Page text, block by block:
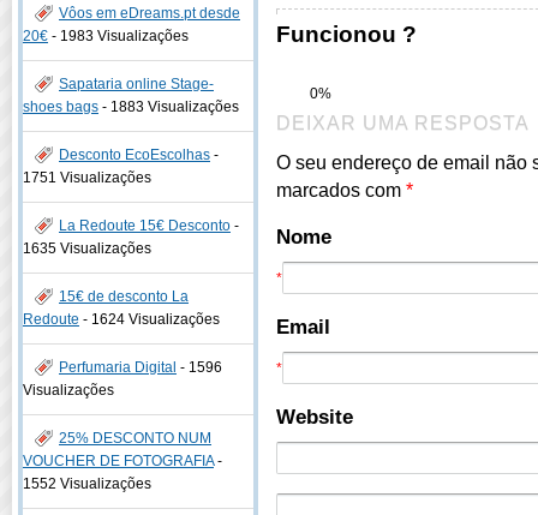
Vôos em eDreams.pt desde
20€ - 1983 Visualizações
Sapataria online Stage-
shoes bags - 1883 Visualizações
Desconto EcoEscolhas -
1751 Visualizações
La Redoute 15€ Desconto -
1635 Visualizações
15€ de desconto La
Redoute - 1624 Visualizações
Perfumaria Digital - 1596
Visualizações
25% DESCONTO NUM
VOUCHER DE FOTOGRAFIA-
1552 Visualizações
Funcionou ?
0%
DEIXAR UMA RESPOSTA
O seu endereço de email não
marcados com *
Nome
*
Email
*
Website